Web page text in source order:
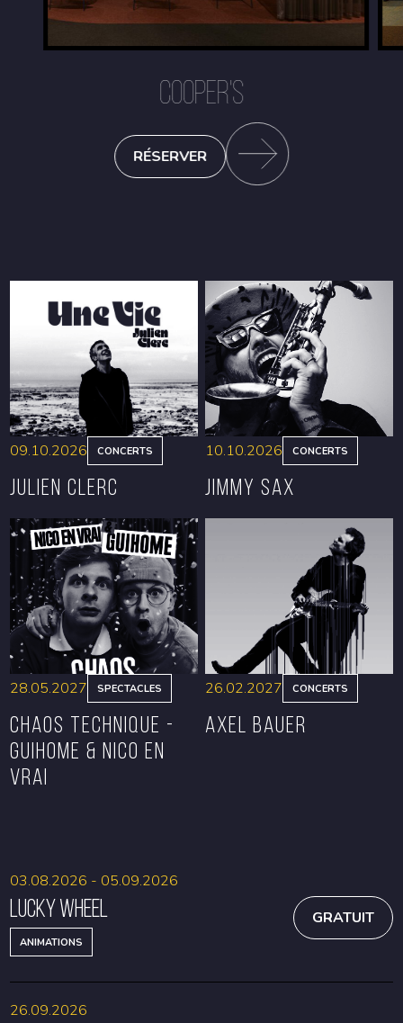
COOPER'S
RÉSERVER
RÉSERVER
09.10.2026 CONCERTS
Julien Clerc
RÉSERVER
10.10.2026 CONCERTS
Jimmy Sax
28.05.2027 SPECTACLES
CHAOS TECHNIQUE -
GUIHOME & NICO EN
VRAI
26.02.2027 CONCERTS
Axel Bauer
Lucky Wheel
ANIMATIONS
03.08.2026 - 05.09.2026
GRATUIT
26.09.2026